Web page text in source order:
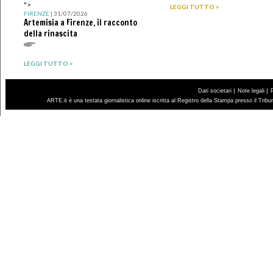
">
FIRENZE| 31/07/2026
Artemisia a Firenze, il racconto
della rinascita
LEGGI TUTTO >
LEGGI TUTTO >
Dati societari | Note legali |
ARTE.it è una testata giornalistica online iscritta al Registro della Stampa presso il